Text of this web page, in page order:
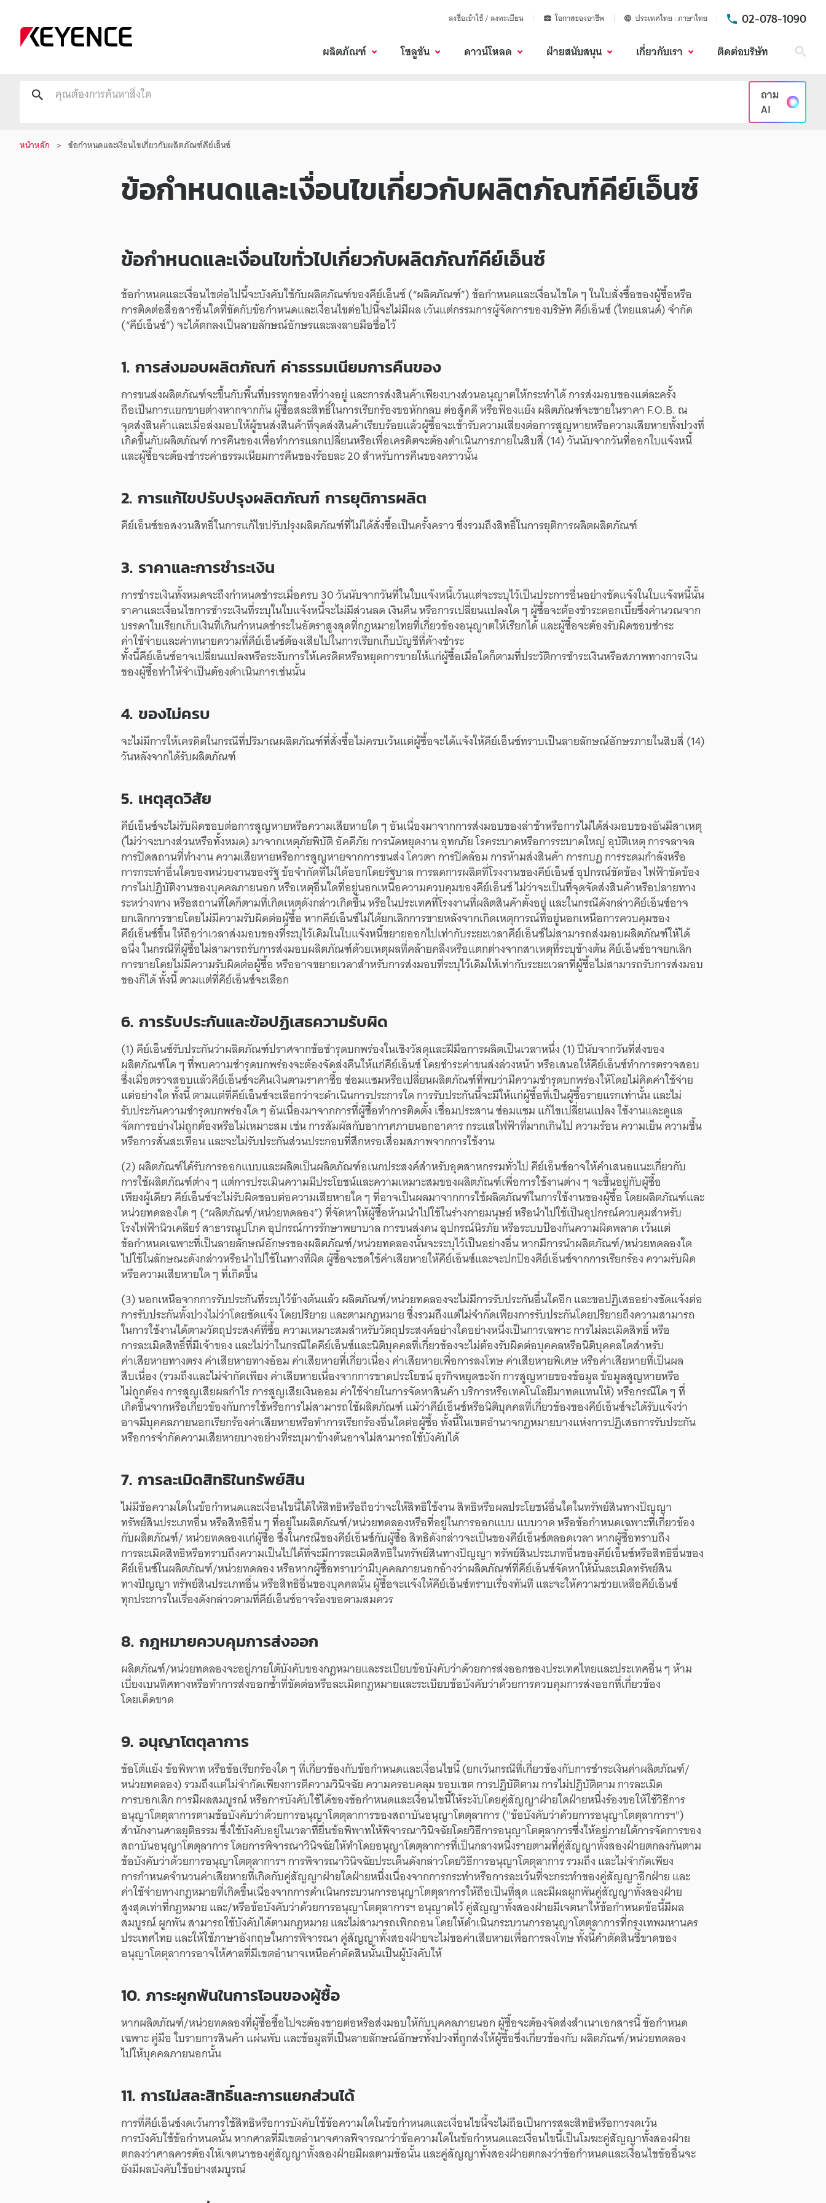
ลงชื่อเข้าใช้ / ลงทะเบียน โอกาสของอาชีพ ประเทศไทย ภาษาไทย 02-078-1090
ผลิตภัณฑ์ โซลูชัน ดาวน์โหลด ฝ่ายสนับสนุน เกี่ยวกับเรา ติดต่อบริษัท
ถาม
AI
หน้าหลัก ข้อกำหนดและเงื่อนไขเกี่ยวกับผลิตภัณฑ์คีย์เอ็นซ์
ข้อกำหนดและเงื่อนไขเกี่ยวกับผลิตภัณฑ์คีย์เอ็นซ์
ข้อกำหนดและเงื่อนไขทั่วไปเกี่ยวกับผลิตภัณฑ์คีย์เอ็นซ์
ข้อกำหนดและเงื่อนไขต่อไปนี้จะบังคับใช้กับผลิตภัณฑ์ของคีย์เอ็นซ์(“ผลิตภัณฑ์”)ข้อกำหนดและเงื่อนไขใด ๆในใบสั่งซื้อของผู้ซื้อหรือ
การติดต่อสื่อสารอื่นใดที่ขัดกับข้อกำหนดและเงื่อนไขต่อไปนี้จะไม่มีผลเว้นแต่กรรมการผู้จัดการของบริษัทคีย์เอ็นซ์(ไทยแลนด์)จำกัด
(“คีย์เอ็นซ์”)จะได้ตกลงเป็นลายลักษณ์อักษรและลงลายมือชื่อไว้
1. การส่งมอบผลิตภัณฑ์ ค่าธรรมเนียมการคืนของ
การขนส่งผลิตภัณฑ์จะขึ้นกับพื้นที่บรรทุกของที่ว่างอยู่และการส่งสินค้าเพียงบางส่วนอนุญาตให้กระทำได้การส่งมอบของแต่ละครั้ง
ถือเป็นการแยกขายต่างหากจากกันผู้ซื้อสละสิทธิ์ในการเรียกร้องขอหักกลบต่อสู้คดีหรือฟ้องแย้งผลิตภัณฑ์จะขายในราคาF.O.B.ณ
จุดส่งสินค้าและเมื่อส่งมอบให้ผู้ขนส่งสินค้าที่จุดส่งสินค้าเรียบร้อยแล้วผู้ซื้อจะเข้ารับความเสี่ยงต่อการสูญหายหรือความเสียหายทั้งปวงที่
เกิดขึ้นกับผลิตภัณฑ์การคืนของเพื่อทำการแลกเปลี่ยนหรือเพื่อเครดิตจะต้องดำเนินการภายในสิบสี่ (14)วันนับจากวันที่ออกใบแจ้งหนี้
และผู้ซื้อจะต้องชำระค่าธรรมเนียมการคืนของร้อยละ20สำหรับการคืนของคราวนั้น
2. การแก้ไขปรับปรุงผลิตภัณฑ์ การยุติการผลิต
คีย์เอ็นซ์ขอสงวนสิทธิ์ในการแก้ไขปรับปรุงผลิตภัณฑ์ที่ไม่ได้สั่งซื้อเป็นครั้งคราวซึ่งรวมถึงสิทธิ์ในการยุติการผลิตผลิตภัณฑ์
3. ราคาและการชำระเงิน
การชำระเงินทั้งหมดจะถึงกำหนดชำระเมื่อครบ30 วันนับจากวันที่ในใบแจ้งหนี้เว้นแต่จะระบุไว้เป็นประการอื่นอย่างชัดแจ้งในใบแจ้งหนี้นั้น
ราคาและเงื่อนไขการชำระเงินที่ระบุในใบแจ้งหนี้จะไม่มีส่วนลดเงินคืนหรือการเปลี่ยนแปลงใด ๆ ผู้ซื้อจะต้องชำระดอกเบี้ยซึ่งคำนวณจาก
บรรดาใบเรียกเก็บเงินที่เกินกำหนดชำระในอัตราสูงสุดที่กฎหมายไทยที่เกี่ยวข้องอนุญาตให้เรียกได้และผู้ซื้อจะต้องรับผิดชอบชำระ
ค่าใช้จ่ายและค่าทนายความที่คีย์เอ็นซ์ต้องเสียไปในการเรียกเก็บบัญชีที่ค้างชำระ
ทั้งนี้คีย์เอ็นซ์อาจเปลี่ยนแปลงหรือระงับการให้เครดิตหรือหยุดการขายให้แก่ผู้ซื้อเมื่อใดก็ตามที่ประวัติการชำระเงินหรือสภาพทางการเงิน
ของผู้ซื้อทำให้จำเป็นต้องดำเนินการเช่นนั้น
4. ของไม่ครบ
จะไม่มีการให้เครดิตในกรณีที่ปริมาณผลิตภัณฑ์ที่สั่งซื้อไม่ครบเว้นแต่ผู้ซื้อจะได้แจ้งให้คีย์เอ็นซ์ทราบเป็นลายลักษณ์อักษรภายในสิบสี่ (14)
วันหลังจากได้รับผลิตภัณฑ์
5. เหตุสุดวิสัย
คีย์เอ็นซ์จะไม่รับผิดชอบต่อการสูญหายหรือความเสียหายใด ๆอันเนื่องมาจากการส่งมอบของล่าช้าหรือการไม่ได้ส่งมอบของอันมีสาเหตุ
(ไม่ว่าจะบางส่วนหรือทั้งหมด)มาจากเหตุภัยพิบัติอัคคีภัยการนัดหยุดงานอุทกภัยโรคระบาดหรือการระบาดใหญ่อุบัติเหตุการจลาจล
การปิดสถานที่ทำงานความเสียหายหรือการสูญหายจากการขนส่งโควตาการปิดล้อมการห้ามส่งสินค้าการกบฏการระดมกำลังหรือ
การกระทำอื่นใดของหน่วยงานของรัฐข้อจำกัดที่ไม่ได้ออกโดยรัฐบาลการลดการผลิตที่โรงงานของคีย์เอ็นซ์อุปกรณ์ขัดข้องไฟฟ้าขัดข้อง
การไม่ปฏิบัติงานของบุคคลภายนอกหรือเหตุอื่นใดที่อยู่นอกเหนือความควบคุมของคีย์เอ็นซ์ไม่ว่าจะเป็นที่จุดจัดส่งสินค้าหรือปลายทาง
ระหว่างทางหรือสถานที่ใดก็ตามที่เกิดเหตุดังกล่าวเกิดขึ้นหรือในประเทศที่โรงงานที่ผลิตสินค้าตั้งอยู่และในกรณีดังกล่าวคีย์เอ็นซ์อาจ
ยกเลิกการขายโดยไม่มีความรับผิดต่อผู้ซื้อหากคีย์เอ็นซ์ไม่ได้ยกเลิกการขายหลังจากเกิดเหตุการณ์ที่อยู่นอกเหนือการควบคุมของ
คีย์เอ็นซ์ขึ้นให้ถือว่าเวลาส่งมอบของที่ระบุไว้เดิมในใบแจ้งหนี้ขยายออกไปเท่ากับระยะเวลาคีย์เอ็นซ์ไม่สามารถส่งมอบผลิตภัณฑ์ให้ได้
อนึ่งในกรณีที่ผู้ซื้อไม่สามารถรับการส่งมอบผลิตภัณฑ์ด้วยเหตุผลที่คล้ายคลึงหรือแตกต่างจากสาเหตุที่ระบุข้างต้นคีย์เอ็นซ์อาจยกเลิก
การขายโดยไม่มีความรับผิดต่อผู้ซื้อหรืออาจขยายเวลาสำหรับการส่งมอบที่ระบุไว้เดิมให้เท่ากับระยะเวลาที่ผู้ซื้อไม่สามารถรับการส่งมอบ
ของก็ได้ทั้งนี้ตามแต่ที่คีย์เอ็นซ์จะเลือก
6. การรับประกันและข้อปฏิเสธความรับผิด
(1)คีย์เอ็นซ์รับประกันว่าผลิตภัณฑ์ปราศจากข้อชำรุดบกพร่องในเชิงวัสดุและฝีมือการผลิตเป็นเวลาหนึ่ง(1)ปีนับจากวันที่ส่งของ
ผลิตภัณฑ์ใด ๆที่พบความชำรุดบกพร่องจะต้องจัดส่งคืนให้แก่คีย์เอ็นซ์โดยชำระค่าขนส่งล่วงหน้าหรือเสนอให้คีย์เอ็นซ์ทำการตรวจสอบ
ซึ่งเมื่อตรวจสอบแล้วคีย์เอ็นซ์จะคืนเงินตามราคาซื้อซ่อมแซมหรือเปลี่ยนผลิตภัณฑ์ที่พบว่ามีความชำรุดบกพร่องให้โดยไม่คิดค่าใช้จ่าย
แต่อย่างใดทั้งนี้ตามแต่ที่คีย์เอ็นซ์จะเลือกว่าจะดำเนินการประการใดการรับประกันนี้จะมีให้แก่ผู้ซื้อที่เป็นผู้ซื้อรายแรกเท่านั้นและไม่
รับประกันความชำรุดบกพร่องใด ๆอันเนื่องมาจากการที่ผู้ซื้อทำการติดตั้งเชื่อมประสานซ่อมแซมแก้ไขเปลี่ยนแปลงใช้งานและดูแล
จัดการอย่างไม่ถูกต้องหรือไม่เหมาะสมเช่นการสัมผัสกับอากาศภายนอกอาคารกระแสไฟฟ้าที่มากเกินไปความร้อนความเย็นความชื้น
หรือการสั่นสะเทือนและจะไม่รับประกันส่วนประกอบที่สึกหรอเสื่อมสภาพจากการใช้งาน
(2)ผลิตภัณฑ์ได้รับการออกแบบและผลิตเป็นผลิตภัณฑ์อเนกประสงค์สำหรับอุตสาหกรรมทั่วไปคีย์เอ็นซ์อาจให้คำเสนอแนะเกี่ยวกับ
การใช้ผลิตภัณฑ์ต่าง ๆ แต่การประเมินความมีประโยชน์และความเหมาะสมของผลิตภัณฑ์เพื่อการใช้งานต่าง ๆจะขึ้นอยู่กับผู้ซื้อ
เพียงผู้เดียวคีย์เอ็นซ์จะไม่รับผิดชอบต่อความเสียหายใด ๆที่อาจเป็นผลมาจากการใช้ผลิตภัณฑ์ในการใช้งานของผู้ซื้อโดยผลิตภัณฑ์และ
หน่วยทดลองใด ๆ (“ผลิตภัณฑ์/หน่วยทดลอง”)ที่จัดหาให้ผู้ซื้อห้ามนำไปใช้ในร่างกายมนุษย์หรือนำไปใช้เป็นอุปกรณ์ควบคุมสำหรับ
โรงไฟฟ้านิวเคลียร์สาธารณูปโภคอุปกรณ์การรักษาพยาบาลการขนส่งคนอุปกรณ์นิรภัยหรือระบบป้องกันความผิดพลาดเว้นแต่
ข้อกำหนดเฉพาะที่เป็นลายลักษณ์อักษรของผลิตภัณฑ์/หน่วยทดลองนั้นจะระบุไว้เป็นอย่างอื่นหากมีการนำผลิตภัณฑ์/หน่วยทดลองใด
ไปใช้ในลักษณะดังกล่าวหรือนำไปใช้ในทางที่ผิดผู้ซื้อจะชดใช้ค่าเสียหายให้คีย์เอ็นซ์และจะปกป้องคีย์เอ็นซ์จากการเรียกร้องความรับผิด
หรือความเสียหายใด ๆที่เกิดขึ้น
(3)นอกเหนือจากการรับประกันที่ระบุไว้ข้างต้นแล้วผลิตภัณฑ์/หน่วยทดลองจะไม่มีการรับประกันอื่นใดอีกและขอปฏิเสธอย่างชัดแจ้งต่อ
การรับประกันทั้งปวงไม่ว่าโดยชัดแจ้งโดยปริยายและตามกฎหมายซึ่งรวมถึงแต่ไม่จำกัดเพียงการรับประกันโดยปริยายถึงความสามารถ
ในการใช้งานได้ตามวัตถุประสงค์ที่ซื้อ ความเหมาะสมสำหรับวัตถุประสงค์อย่างใดอย่างหนึ่งเป็นการเฉพาะการไม่ละเมิดสิทธิ์หรือ
การละเมิดสิทธิ์ที่มีเจ้าของและไม่ว่าในกรณีใดคีย์เอ็นซ์และนิติบุคคลที่เกี่ยวข้องจะไม่ต้องรับผิดต่อบุคคลหรือนิติบุคคลใดสำหรับ
ค่าเสียหายทางตรงค่าเสียหายทางอ้อมค่าเสียหายที่เกี่ยวเนื่องค่าเสียหายเพื่อการลงโทษค่าเสียหายพิเศษหรือค่าเสียหายที่เป็นผล
สืบเนื่อง(รวมถึงและไม่จำกัดเพียงค่าเสียหายเนื่องจากการขาดประโยชน์ธุรกิจหยุดชะงักการสูญหายของข้อมูลข้อมูลสูญหายหรือ
ไม่ถูกต้องการสูญเสียผลกำไรการสูญเสียเงินออมค่าใช้จ่ายในการจัดหาสินค้าบริการหรือเทคโนโลยีมาทดแทนให้)หรือกรณีใด ๆที่
เกิดขึ้นจากหรือเกี่ยวข้องกับการใช้หรือการไม่สามารถใช้ผลิตภัณฑ์แม้ว่าคีย์เอ็นซ์หรือนิติบุคคลที่เกี่ยวข้องของคีย์เอ็นซ์จะได้รับแจ้งว่า
อาจมีบุคคลภายนอกเรียกร้องค่าเสียหายหรือทำการเรียกร้องอื่นใดต่อผู้ซื้อทั้งนี้ในเขตอำนาจกฎหมายบางแห่งการปฏิเสธการรับประกัน
หรือการจำกัดความเสียหายบางอย่างที่ระบุมาข้างต้นอาจไม่สามารถใช้บังคับได้
7. การละเมิดสิทธิในทรัพย์สิน
ไม่มีข้อความใดในข้อกำหนดและเงื่อนไขนี้ได้ให้สิทธิหรือถือว่าจะให้สิทธิใช้งานสิทธิหรือผลประโยชน์อื่นใดในทรัพย์สินทางปัญญา
ทรัพย์สินประเภทอื่นหรือสิทธิอื่น ๆที่อยู่ในผลิตภัณฑ์/หน่วยทดลองหรือที่อยู่ในการออกแบบแบบวาดหรือข้อกำหนดเฉพาะที่เกี่ยวข้อง
กับผลิตภัณฑ์/หน่วยทดลองแก่ผู้ซื้อซึ่งในกรณีของคีย์เอ็นซ์กับผู้ซื้อสิทธิดังกล่าวจะเป็นของคีย์เอ็นซ์ตลอดเวลาหากผู้ซื้อทราบถึง
การละเมิดสิทธิหรือทราบถึงความเป็นไปได้ที่จะมีการละเมิดสิทธิในทรัพย์สินทางปัญญาทรัพย์สินประเภทอื่นของคีย์เอ็นซ์หรือสิทธิอื่นของ
คีย์เอ็นซ์ในผลิตภัณฑ์/หน่วยทดลองหรือหากผู้ซื้อทราบว่ามีบุคคลภายนอกอ้างว่าผลิตภัณฑ์ที่คีย์เอ็นซ์จัดหาให้นั้นละเมิดทรัพย์สิน
ทางปัญญาทรัพย์สินประเภทอื่นหรือสิทธิอื่นของบุคคลนั้นผู้ซื้อจะแจ้งให้คีย์เอ็นซ์ทราบเรื่องทันทีและจะให้ความช่วยเหลือคีย์เอ็นซ์
ทุกประการในเรื่องดังกล่าวตามที่คีย์เอ็นซ์อาจร้องขอตามสมควร
8. กฎหมายควบคุมการส่งออก
ผลิตภัณฑ์/หน่วยทดลองจะอยู่ภายใต้บังคับของกฎหมายและระเบียบข้อบังคับว่าด้วยการส่งออกของประเทศไทยและประเทศอื่น ๆห้าม
เบี่ยงเบนทิศทางหรือทำการส่งออกซ้ำที่ขัดต่อหรือละเมิดกฎหมายและระเบียบข้อบังคับว่าด้วยการควบคุมการส่งออกที่เกี่ยวข้อง
โดยเด็ดขาด
9. อนุญาโตตุลาการ
ข้อโต้แย้งข้อพิพาทหรือข้อเรียกร้องใด ๆที่เกี่ยวข้องกับข้อกำหนดและเงื่อนไขนี้(ยกเว้นกรณีที่เกี่ยวข้องกับการชำระเงินค่าผลิตภัณฑ์/
หน่วยทดลอง)รวมถึงแต่ไม่จำกัดเพียงการตีความวินิจฉัยความครอบคลุมขอบเขตการปฏิบัติตามการไม่ปฏิบัติตามการละเมิด
การบอกเลิกการมีผลสมบูรณ์หรือการบังคับใช้ได้ของข้อกำหนดและเงื่อนไขนี้ให้ระงับโดยคู่สัญญาฝ่ายใดฝ่ายหนึ่งร้องขอให้ใช้วิธีการ
อนุญาโตตุลาการตามข้อบังคับว่าด้วยการอนุญาโตตุลาการของสถาบันอนุญาโตตุลาการ("ข้อบังคับว่าด้วยการอนุญาโตตุลาการฯ")
สำนักงานศาลยุติธรรมซึ่งใช้บังคับอยู่ในเวลาที่ยื่นข้อพิพาทให้พิจารณาวินิจฉัยโดยวิธีการอนุญาโตตุลาการซึ่งให้อยู่ภายใต้การจัดการของ
สถาบันอนุญาโตตุลาการโดยการพิจารณาวินิจฉัยให้ทำโดยอนุญาโตตุลาการที่เป็นกลางหนึ่งรายตามที่คู่สัญญาทั้งสองฝ่ายตกลงกันตาม
ข้อบังคับว่าด้วยการอนุญาโตตุลาการฯการพิจารณาวินิจฉัยประเด็นดังกล่าวโดยวิธีการอนุญาโตตุลาการรวมถึงและไม่จำกัดเพียง
การกำหนดจำนวนค่าเสียหายที่เกิดกับคู่สัญญาฝ่ายใดฝ่ายหนึ่งเนื่องจากการกระทำหรือการละเว้นที่จะกระทำของคู่สัญญาอีกฝ่ายและ
ค่าใช้จ่ายทางกฎหมายที่เกิดขึ้นเนื่องจากการดำเนินกระบวนการอนุญาโตตุลาการให้ถือเป็นที่สุดและมีผลผูกพันคู่สัญญาทั้งสองฝ่าย
สูงสุดเท่าที่กฎหมายและ/หรือข้อบังคับว่าด้วยการอนุญาโตตุลาการฯอนุญาตไว้คู่สัญญาทั้งสองฝ่ายมีเจตนาให้ข้อกำหนดข้อนี้มีผล
สมบูรณ์ผูกพันสามารถใช้บังคับได้ตามกฎหมายและไม่สามารถเพิกถอนโดยให้ดำเนินกระบวนการอนุญาโตตุลาการที่กรุงเทพมหานคร
ประเทศไทยและให้ใช้ภาษาอังกฤษในการพิจารณาคู่สัญญาทั้งสองฝ่ายจะไม่ขอค่าเสียหายเพื่อการลงโทษทั้งนี้คำตัดสินชี้ขาดของ
อนุญาโตตุลาการอาจให้ศาลที่มีเขตอำนาจเหนือคำตัดสินนั้นเป็นผู้บังคับให้
10. ภาระผูกพันในการโอนของผู้ซื้อ
หากผลิตภัณฑ์/หน่วยทดลองที่ผู้ซื้อซื้อไปจะต้องขายต่อหรือส่งมอบให้กับบุคคลภายนอกผู้ซื้อจะต้องจัดส่งสำเนาเอกสารนี้ข้อกำหนด
เฉพาะคู่มือใบรายการสินค้าแผ่นพับและข้อมูลที่เป็นลายลักษณ์อักษรทั้งปวงที่ถูกส่งให้ผู้ซื้อซึ่งเกี่ยวข้องกับผลิตภัณฑ์/หน่วยทดลอง
ไปให้บุคคลภายนอกนั้น
11. การไม่สละสิทธิ์และการแยกส่วนได้
การที่คีย์เอ็นซ์งดเว้นการใช้สิทธิหรือการบังคับใช้ข้อความใดในข้อกำหนดและเงื่อนไขนี้จะไม่ถือเป็นการสละสิทธิหรือการงดเว้น
การบังคับใช้ข้อกำหนดนั้นหากศาลที่มีเขตอำนาจศาลพิจารณาว่าข้อความใดในข้อกำหนดและเงื่อนไขนี้เป็นโมฆะคู่สัญญาทั้งสองฝ่าย
ตกลงว่าศาลควรต้องให้เจตนาของคู่สัญญาทั้งสองฝ่ายมีผลตามข้อนั้นและคู่สัญญาทั้งสองฝ่ายตกลงว่าข้อกำหนดและเงื่อนไขข้ออื่นจะ
ยังมีผลบังคับใช้อย่างสมบูรณ์